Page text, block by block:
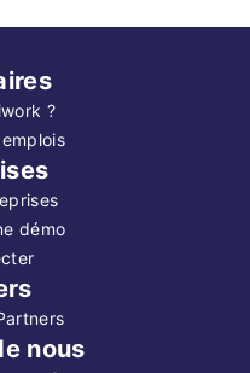
?
démo
nous